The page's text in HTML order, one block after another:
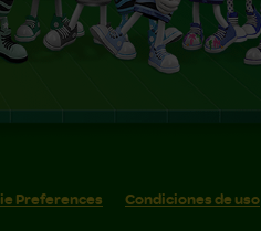
Preferences Condiciones de uso